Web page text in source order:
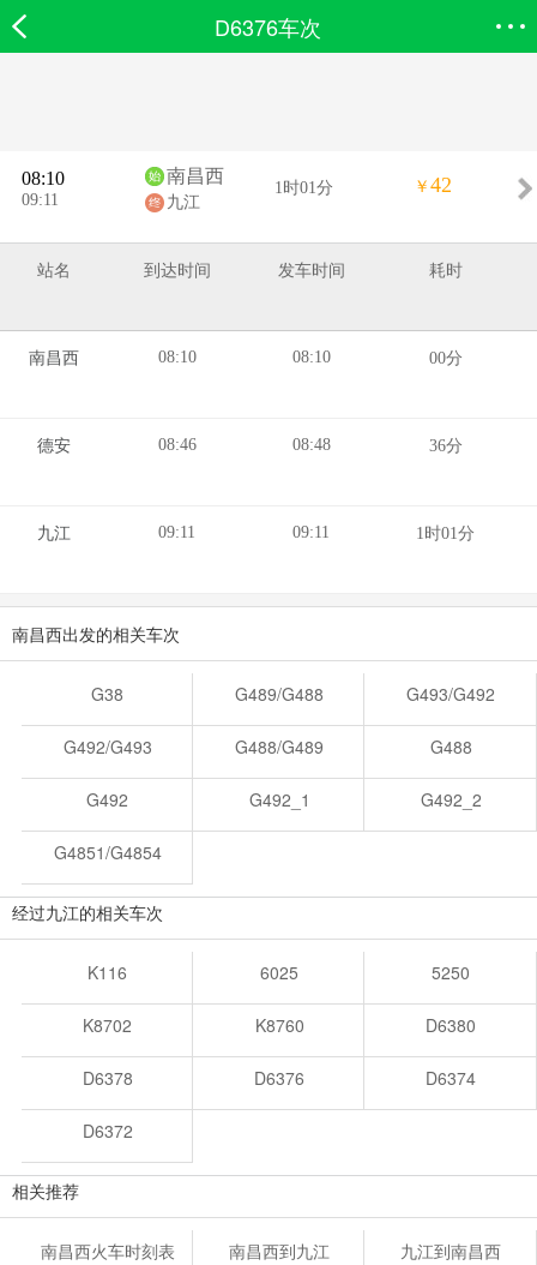
D6376车次
08:10
09:11
南昌西
九江
1时01分 ￥ 42
站名 到达时间 发车时间 耗时
南昌西 08:10 08:10 00分
德安 08:46 08:48 36分
九江 09:11 09:11 1时01分
南昌西出发的相关车次
G38 G489/G488 G493/G492
G492/G493 G488/G489 G488
G492 G492_1 G492_2
G4851/G4854
经过九江的相关车次
K116 6025 5250
K8702 K8760 D6380
D6378 D6376 D6374
D6372
相关推荐
南昌西火车时刻表 南昌西到九江 九江到南昌西